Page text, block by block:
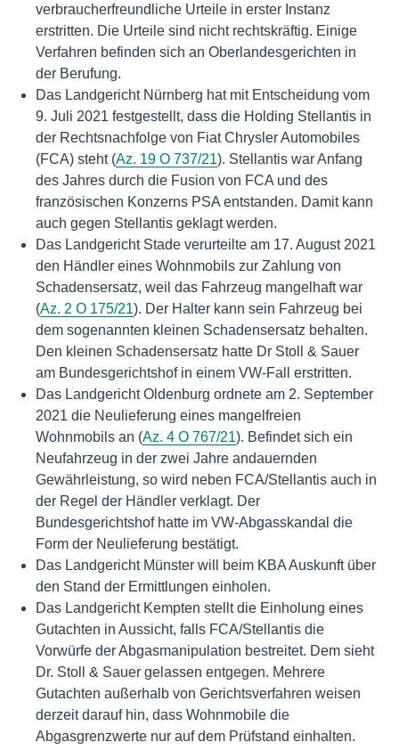
verbraucherfreundliche Urteile in erster Instanz
erstritten. Die Urteile sind nicht rechtskräftig. Einige
Verfahren befinden sich an Oberlandesgerichten in
der Berufung.
Das Landgericht Nürnberg hat mit Entscheidung vom
9. Juli 2021 festgestellt, dass die Holding Stellantis in
der Rechtsnachfolge von Fiat Chrysler Automobiles
(FCA) steht (Az. 19 O 737/21). Stellantis war Anfang
des Jahres durch die Fusion von FCA und des
französischen Konzerns PSA entstanden. Damit kann
auch gegen Stellantis geklagt werden.
Das Landgericht Stade verurteilte am 17. August 2021
den Händler eines Wohnmobils zur Zahlung von
Schadensersatz, weil das Fahrzeug mangelhaft war
(Az. 2 O 175/21). Der Halter kann sein Fahrzeug bei
dem sogenannten kleinen Schadensersatz behalten.
Den kleinen Schadensersatz hatte Dr Stoll & Sauer
am Bundesgerichtshof in einem VW-Fall erstritten.
Das Landgericht Oldenburg ordnete am 2. September
2021 die Neulieferung eines mangelfreien
Wohnmobils an (Az. 4 O 767/21). Befindet sich ein
Neufahrzeug in der zwei Jahre andauernden
Gewährleistung, so wird neben FCA/Stellantis auch in
der Regel der Händler verklagt. Der
Bundesgerichtshof hatte im VW-Abgasskandal die
Form der Neulieferung bestätigt.
Das Landgericht Münster will beim KBA Auskunft über
den Stand der Ermittlungen einholen.
Das Landgericht Kempten stellt die Einholung eines
Gutachten in Aussicht, falls FCA/Stellantis die
Vorwürfe der Abgasmanipulation bestreitet. Dem sieht
Dr. Stoll & Sauer gelassen entgegen. Mehrere
Gutachten außerhalb von Gerichtsverfahren weisen
derzeit darauf hin, dass Wohnmobile die
Abgasgrenzwerte nur auf dem Prüfstand einhalten.